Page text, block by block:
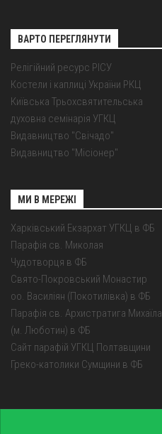
ВАРТО ПЕРЕГЛЯНУТИ
Релігійний ресурс РІСУ
Костели і каплиці України РКЦ
Київська Трьохсвятительська
духовна семінарія УГКЦ
Видавництво "Свічадо"
Видавництво "Місіонер"
МИ В МЕРЕЖІ
Харківський Екзархат УГКЦ в ФБ
Парафія св. Миколая
Чудотворця в ФБ
Свято-Покровський Монастир
оо. Василіян (Покотилівка) в ФБ
Парафія св. Архистратига Михаїла
(м. Люботин) в ФБ
Сайт парафій УГКЦ Полтавщини
Греко-католики Сумщини в ФБ